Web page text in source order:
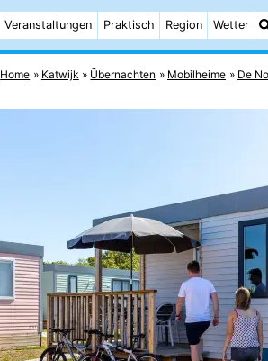
Veranstaltungen Praktisch Region Wetter
Home Katwijk Übernachten Mobilheime De